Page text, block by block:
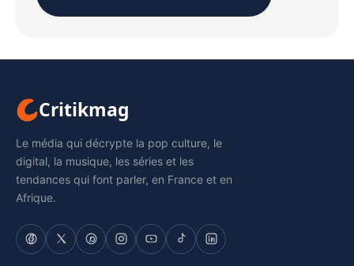
Critikmag
Le média qui décrypte la pop culture, le
digital, la musique, les séries et les
tendances qui font parler, en France et en
Afrique.